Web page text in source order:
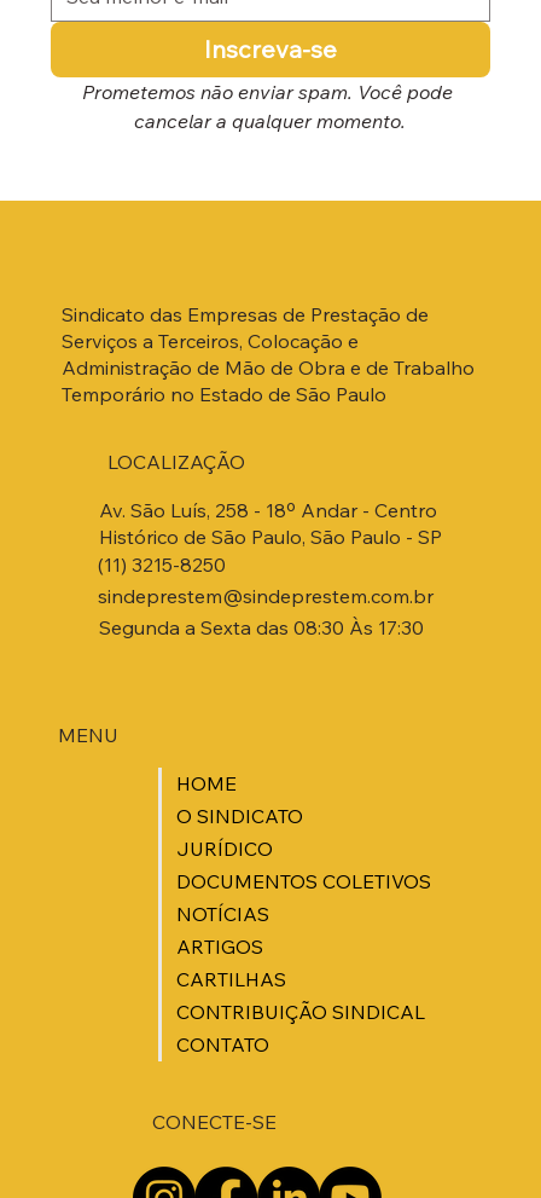
Inscreva-se
Prometemos não enviar spam. Você pode
cancelar a qualquer momento.
Sindicato das Empresas de Prestação de
Serviços a Terceiros, Colocação e
Administração de Mão de Obra e de Trabalho
Temporário no Estado de São Paulo
MENU
HOME
O SINDICATO
JURÍDICO
DOCUMENTOS COLETIVOS
NOTÍCIAS
ARTIGOS
CARTILHAS
CONTRIBUIÇÃO SINDICAL
CONTATO
Av. São Luís, 258 - 18º Andar - Centro
Histórico de São Paulo, São Paulo - SP
(11) 3215-8250
sindeprestem@sindeprestem.com.br
Segunda a Sexta das 08:30 Às 17:30
LOCALIZAÇÃO
CONECTE-SE